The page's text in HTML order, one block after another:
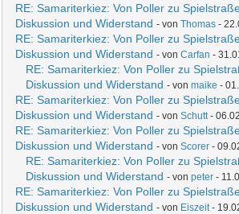
RE: Samariterkiez: Von Poller zu
Diskussion und Widerstand - vonThomas -
RE: Samariterkiez: Von Poller zu
Diskussion und Widerstand - vonCarfan -
RE: Samariterkiez: Von Poller zu
Diskussion und Widerstand - vonmaike -
RE: Samariterkiez: Von Poller zu
Diskussion und Widerstand - vonSchutt-
RE: Samariterkiez: Von Poller zu
Diskussion und Widerstand - vonScorer -
RE: Samariterkiez: Von Poller zu
Diskussion und Widerstand - vonpeter -
RE: Samariterkiez: Von Poller zu
Diskussion und Widerstand - von Eiszeit-